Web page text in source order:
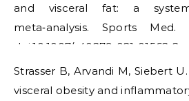
and visceral fat: a
meta‑analysis. Sports Med.
doi:10.1007/s40279‑021‑01562‑2.
Strasser B, Arvandi M, Siebert
visceral obesity and